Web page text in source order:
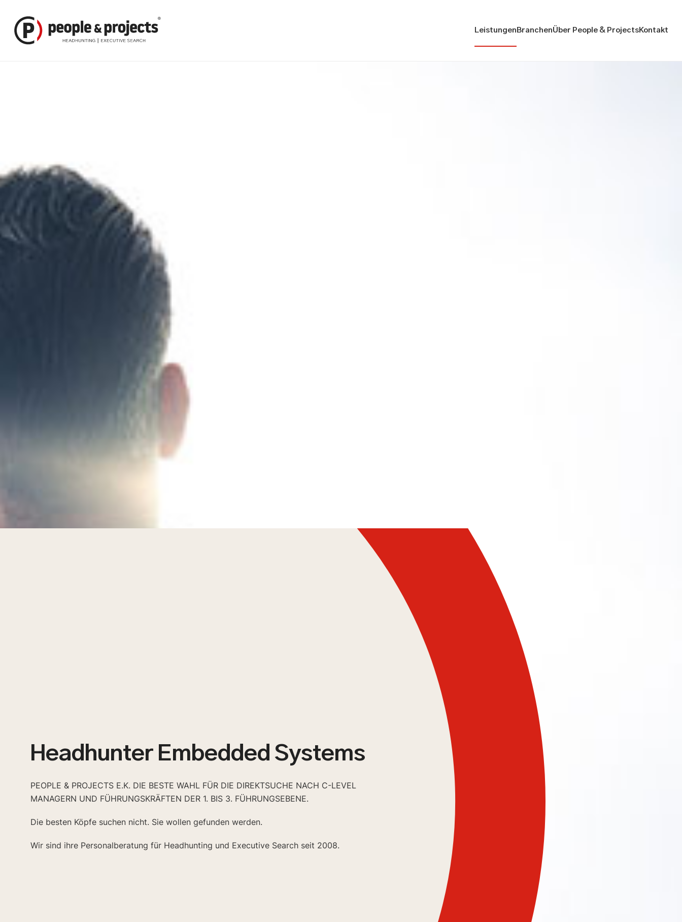
Leistungen BranchenÜber People & Projects Kontakt
Headhunter Embedded Systems
PEOPLE & PROJECTS E.K. DIE BESTE WAHL FÜR DIE DIREKTSUCHE NACH C-LEVEL
MANAGERN UND FÜHRUNGSKRÄFTEN DER 1. BIS 3. FÜHRUNGSEBENE.
Die besten Köpfe suchen nicht. Sie wollen gefunden werden.
Wir sind ihre Personalberatung für Headhunting und Executive Search seit 2008.